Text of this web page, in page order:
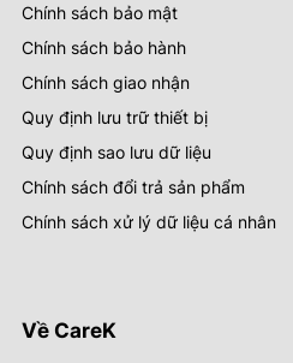
Chính sách bảo mật
Chính sách bảo hành
Chính sách giao nhận
Quy định lưu trữ thiết bị
Quy định sao lưu dữ liệu
Chính sách đổi trả sản phẩm
Chính sách xử lý dữ liệu cá nhân
Về CareK